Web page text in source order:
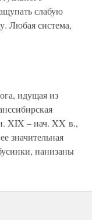
слабую
Любая система,
идущая из
XIX – нач. XX в.,
значительная
нанизаны